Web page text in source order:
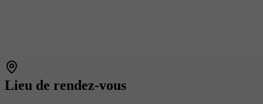
Lieu de rendez-vous